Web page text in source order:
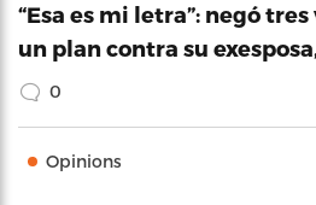
“Esa es mi letra”: negó
un plan contra su
0
Opinions